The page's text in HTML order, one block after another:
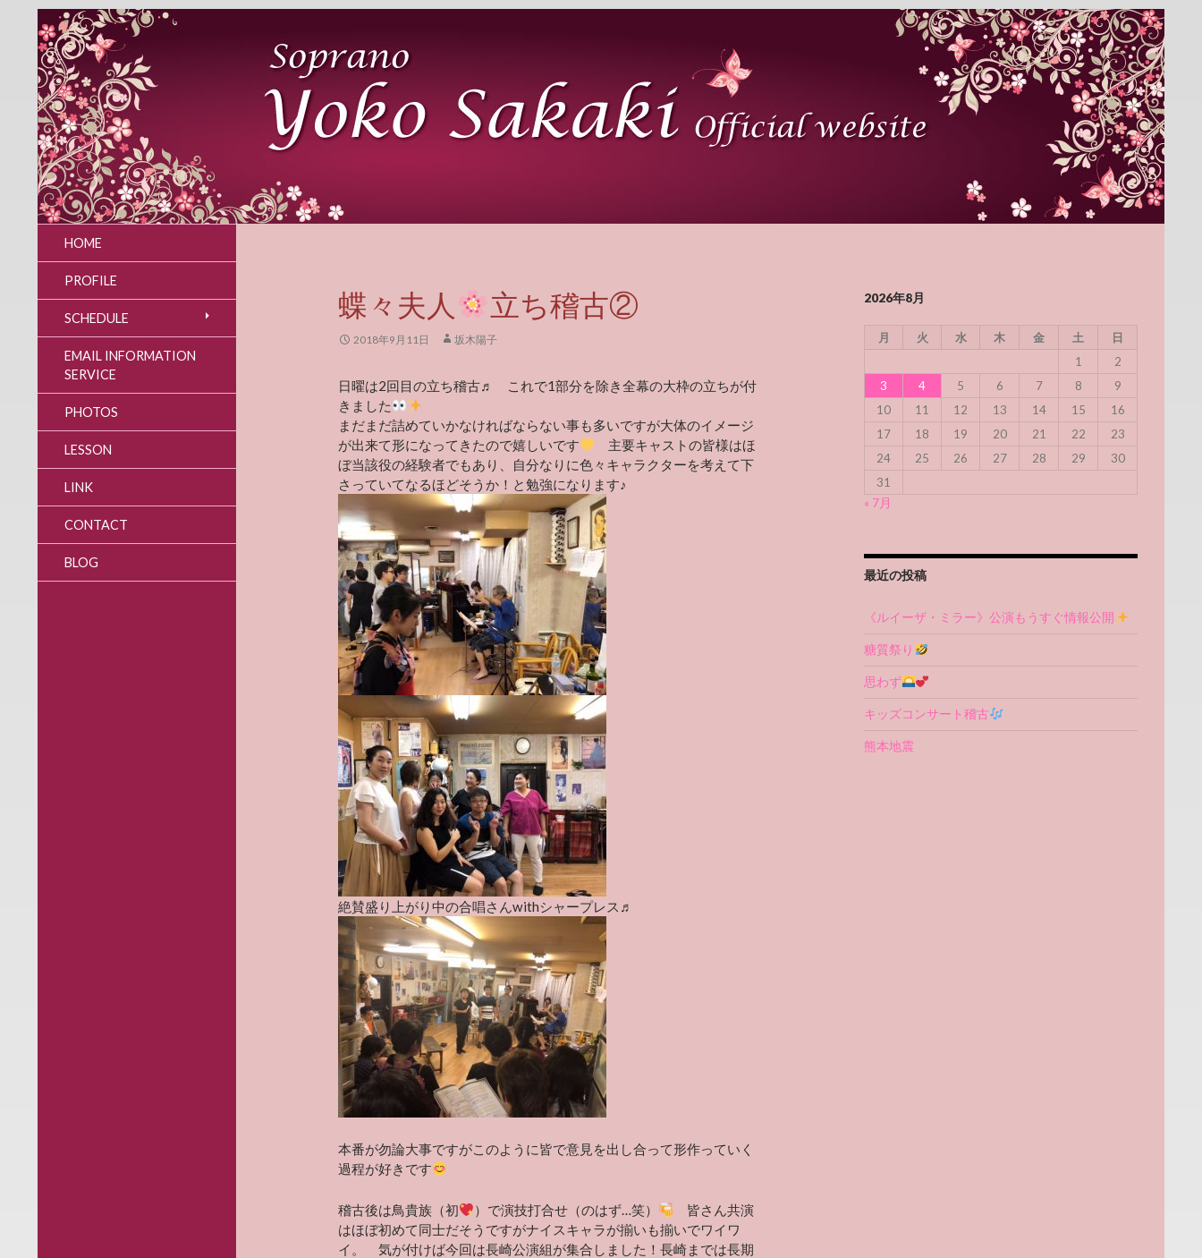
蝶々夫人 立ち稽古②
2018年9月11日 坂木陽子
日曜は2回目の立ち稽古♬ これで1部分を除き全幕の大枠の立ちが付
きました
まだまだ詰めていかなければならない事も多いですが大体のイメージ
が出来て形になってきたので嬉しいです
主要キャストの皆様はほ
ぼ当該役の経験者でもあり、自分なりに色々キャラクターを考えて下
さっていてなるほどそうか！と勉強になります♪
絶賛盛り上がり中の合唱さんwithシャープレス♬
本番が勿論大事ですがこのように皆で意見を出し合って形作っていく
過程が好きです
稽古後は鳥貴族（初 ）で演技打合せ（のはず…笑）
皆さん共演
はほぼ初めて同士だそうですがナイスキャラが揃いも揃いでワイワ
イ。 気が付けば今回は長崎公演組が集合しました！長崎までは長期
2026年8月
月 火 水 木 金 土
日
1
2
3
4 5 6 7 8
9
10
11 12 13 14 15
16
17
18 19 20 21 22
23
24
25 26 27 28 29
30
31
« 7月
最近の投稿
《ルイーザ・ミラー》公演もうすぐ情報公開
糖質祭り
思わず
キッズコンサート稽古
熊本地震
HOME
PROFILE
SCHEDULE
EMAIL INFORMATION
SERVICE
PHOTOS
LESSON
LINK
CONTACT
BLOG